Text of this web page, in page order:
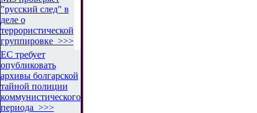
"русский след" в
деле о
террористической
группировке >>>
ЕС требует
опубликовать
архивы болгарской
тайной полиции
коммунистического
периода >>>